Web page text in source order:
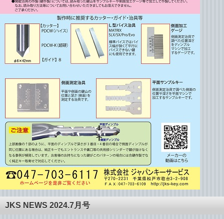
JKS NEWS 2024.7月号